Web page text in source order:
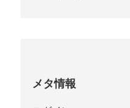
メタ情報